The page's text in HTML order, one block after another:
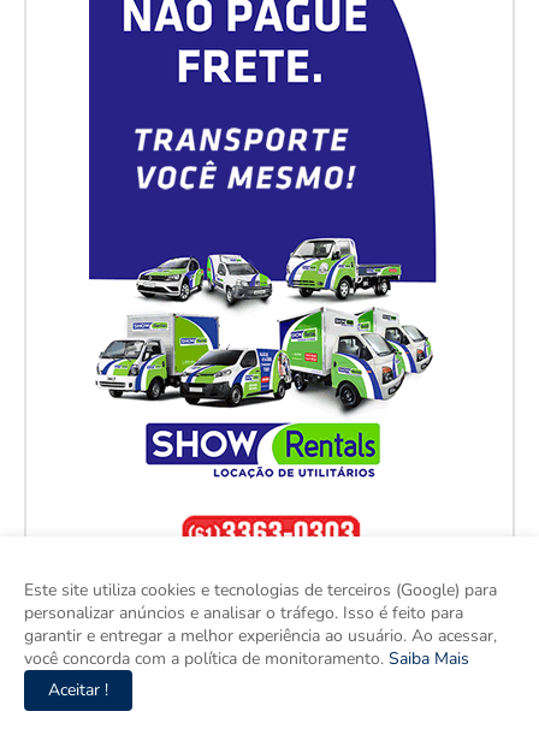
Este site utiliza cookies e tecnologias de terceiros (Google) para
personalizar anúncios e analisar o tráfego. Isso é feito para
garantir e entregar a melhor experiência ao usuário. Ao acessar,
você concorda com a política de monitoramento. Saiba Mais
Aceitar !